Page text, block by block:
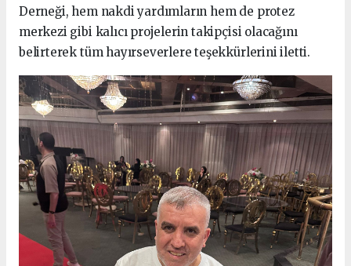
Derneği, hem nakdi yardımların hem de protez
merkezi gibi kalıcı projelerin takipçisi olacağını
belirterek tüm hayırseverlere teşekkürlerini iletti.